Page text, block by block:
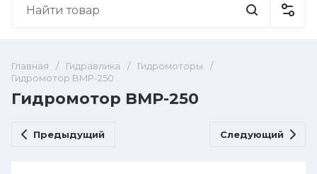
Главная / Гидравлика / Гидромоторы
/
Гидромотор BMP-250
Гидромотор BMP-250
Предыдущий Следующий